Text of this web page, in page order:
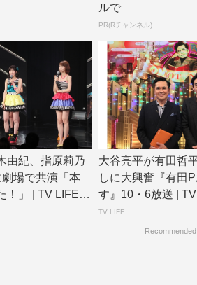
ルで
PR(Rチャンネル)
由紀、指原莉乃
場で共演「本
！」 | TV LIFE w
大谷亮平が有田哲
しに大興奮『有田
す』10・6放送 |
TV LIFE